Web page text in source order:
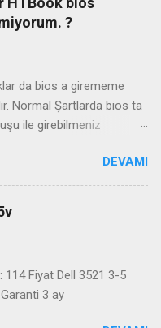
?
da bios a girememe
Normal Şartlarda bios ta
ile girebilmeniz
girme videosu izleyin
unutmayın
DEVAMI
114 Fiyat Dell 3521 3-5
3 ay